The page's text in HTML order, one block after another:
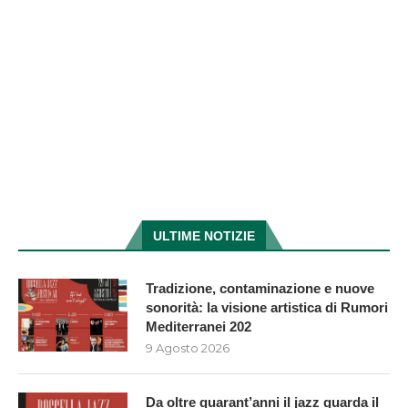
ULTIME NOTIZIE
Tradizione, contaminazione e nuove
sonorità: la visione artistica di Rumori
Mediterranei 202
9 Agosto 2026
Da oltre quarant’anni il jazz guarda il